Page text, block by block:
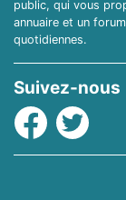
public, qui vous
annuaire et un
quotidiennes.
Suivez-nous
Facebook
Twitter